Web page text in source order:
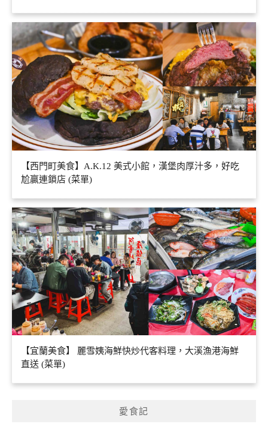
【西門町美食】A.K.12 美式小館，漢堡肉厚汁多，好吃
尬贏連鎖店 (菜單)
【宜蘭美食】 麗雪姨海鮮快炒代客料理，大溪漁港海鮮
直送 (菜單)
愛食記